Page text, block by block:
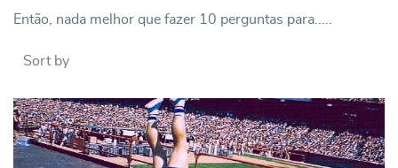
Então, nada melhor que fazer 10 perguntas para.....
Sort by